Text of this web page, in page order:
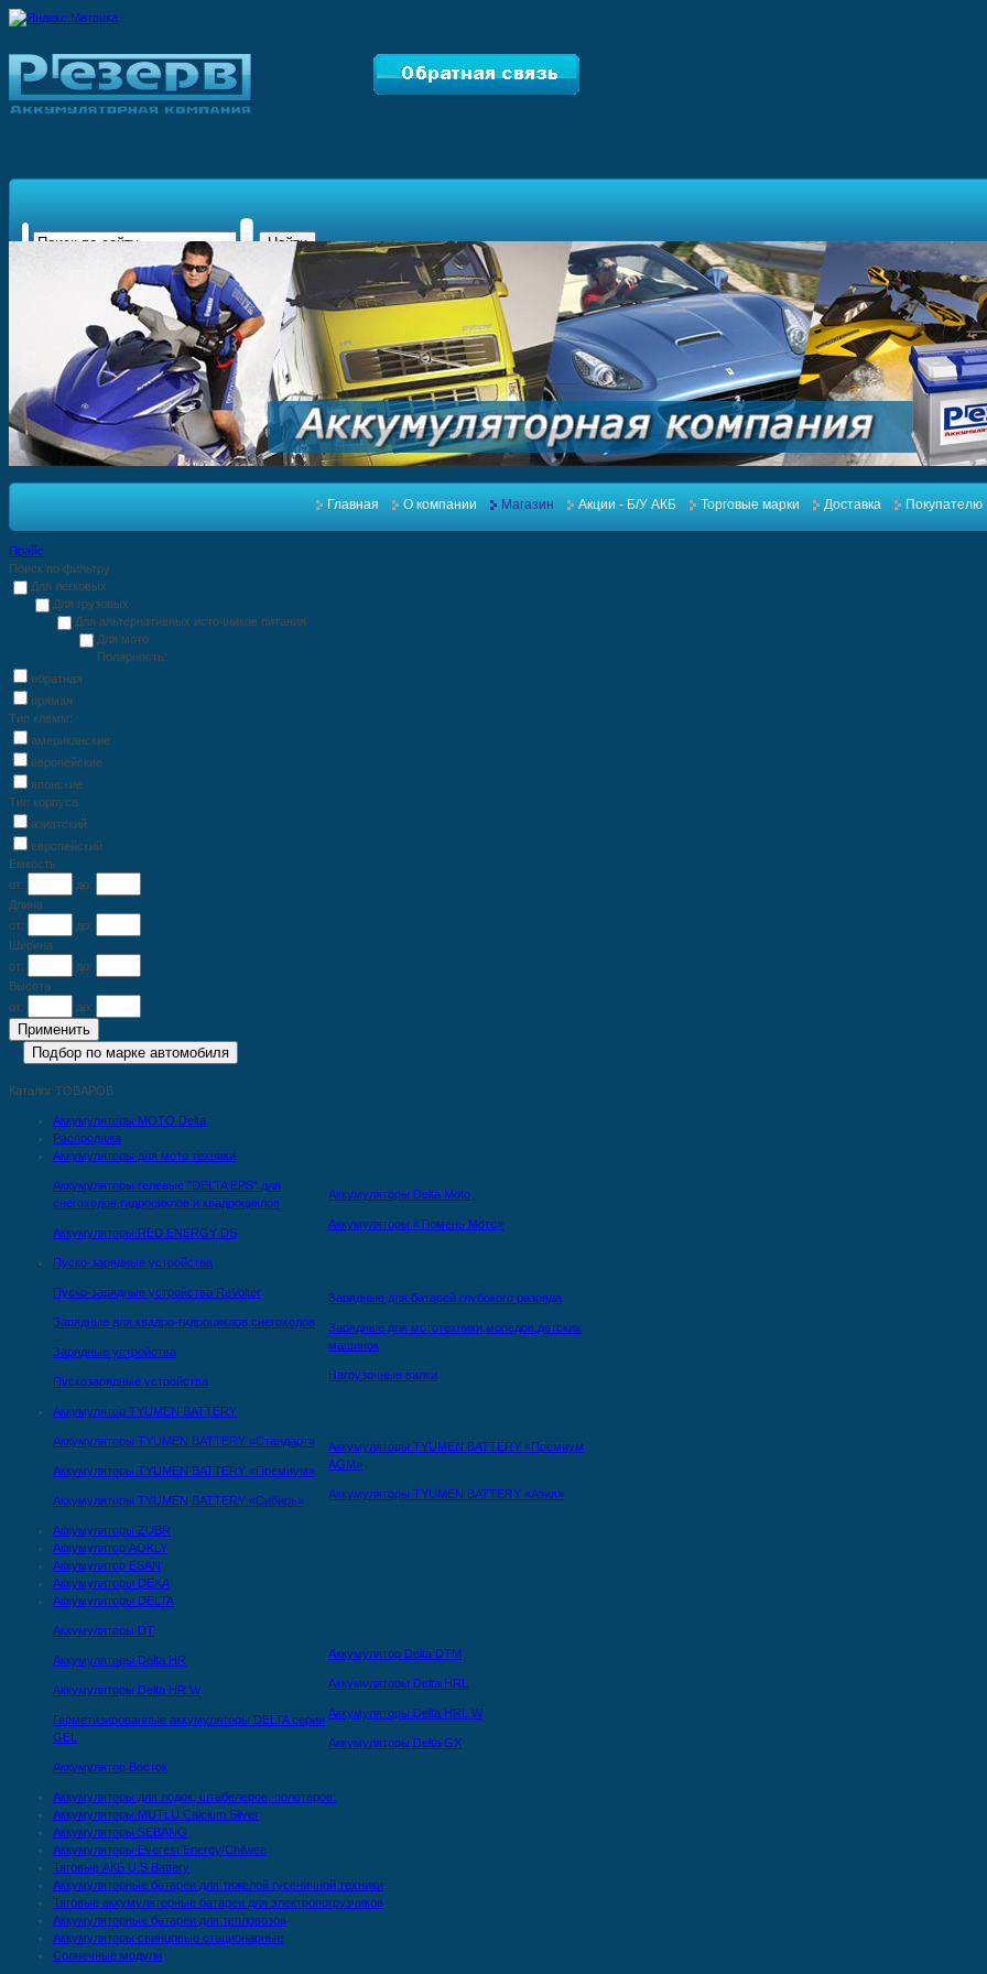
Главная О компании Магазин Акции - Б/У АКБ Торговые марки Доставка Покупателю
Прайс
Поиск по фильтру
Для легковых
Для грузовых
Для альтернативных источников питания
Для мото
Полярность:
обратная
прямая
Тип клемм:
американские
европейские
японские
Тип корпуса
азиатский
европейский
Емкость
от:
до:
Длина
от:
до:
Ширина
от:
до:
Высота
от:
до:
Каталог ТОВАРОВ
Аккумуляторы MOTO Delta
Распродажа
Аккумуляторы для мото техники
Аккумуляторы гелевые "DELTA EPS" для
снегоходов,гидроциклов и квадроциклов
Аккумуляторы RED ENERGY DS
Аккумуляторы Delta Moto
Аккумуляторы «Тюмень Мото»
Пуско-зарядные устройства
Пуско-зарядные устройства ReVolter
Зарядные для квадро-гидроциклов,снегоходов
Зарядные устройства
Пускозарядные устройства
Зарядные для батарей глубокого разряда
Зарядные для мототехники,мопедов,детских
машинок
Нагрузочные вилки
Аккумулятор TYUMEN BATTERY
Аккумуляторы TYUMEN BATTERY «Стандарт»
Аккумуляторы TYUMEN BATTERY «Премиум»
Аккумуляторы TYUMEN BATTERY «Сибирь»
Аккумуляторы TYUMEN BATTERY «Премиум
AGM»
Аккумуляторы TYUMEN BATTERY «Азия»
Аккумуляторы ZUBR
Аккумулятор AOKLY
Аккумулятор ESAN
Аккумуляторы DEKA
Аккумуляторы DELTA
Аккумуляторы DT
Аккумуляторы Delta HR
Аккумуляторы Delta HR W
Герметизированные аккумуляторы DELTA серии
GEL
Аккумулятор Восток
Аккумулятор Delta DTМ
Аккумуляторы Delta HRL
Аккумуляторы Delta HRL W
Аккумуляторы Delta GX
Аккумуляторы для лодок, штабелеров, полотеров.
Аккумуляторы MUTLU Calcium Silver
Аккумуляторы SEBANG
Аккумуляторы Everest Energy/Chilwee
Тяговые АКБ U.S.Battery
Аккумуляторные батареи для тяжелой гусеничной техники
Тяговые аккумуляторные батареи для электропогрузчиков
Аккумуляторные батареи для тепловозов
Аккумуляторы свинцовые стационарные
Солнечные модули